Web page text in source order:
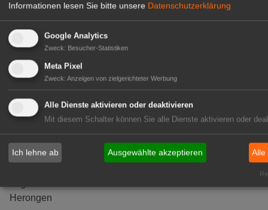
Gärtnerei Hanns
Herongen
Informationen lesen Sie bitte unsere Datenschutzerklärung
Google Analytics
Zweck: Besucher-Statistiken
Meta Pixel
Zweck: Anzeigen von zielgerichteter Werbung
Alle Dienste aktivieren oder deaktivieren
Mit diesem Schalter können Sie alle Dienste aktivieren oder
Ich lehne ab Ausgewählte akzeptieren Alle